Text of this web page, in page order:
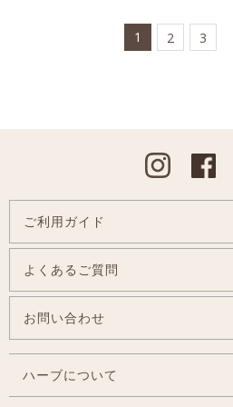
1 2 3
ご利用ガイド
よくあるご質問
お問い合わせ
ハーブについて